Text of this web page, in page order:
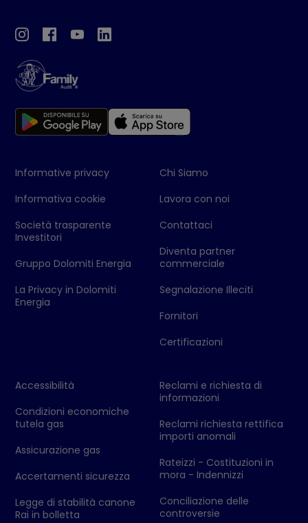
Informative privacy
Informativa cookie
Società trasparente
Investitori
Gruppo Dolomiti Energia
La Privacy in Dolomiti
Energia
Chi Siamo
Lavora con noi
Contattaci
Diventa partner
commerciale
Segnalazione Illeciti
Fornitori
Certificazioni
Accessibilità
Condizioni economiche
tutela gas
Assicurazione gas
Accertamenti sicurezza
Legge di stabilità canone
Rai in bolletta
Reclami e richiesta di
informazioni
Reclami richiesta rettifica
importi anomali
Rateizzi - Costituzioni in
mora - Indennizzi
Conciliazione delle
controversie